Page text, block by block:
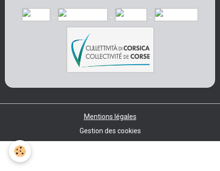
Mentions légales
Gestion des cookies